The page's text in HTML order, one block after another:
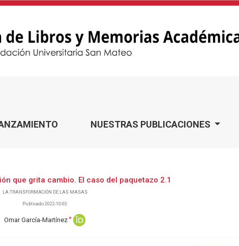
NUESTRAS PUBLICACIONES
que grita cambio. El caso del paquetazo 2.1
LA TRANSFORMACIÓN DE LAS MASAS
Publicado 2022-10-03
Omar García-Martínez +